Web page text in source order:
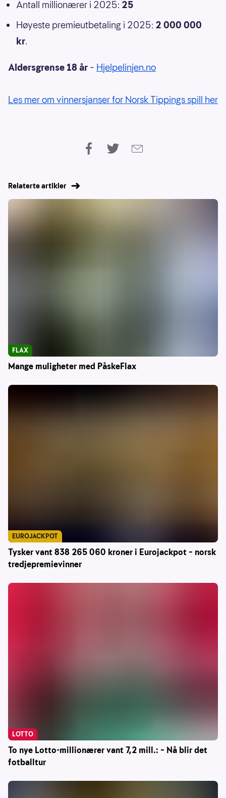
Antall millionærer i 2025: 25
Høyeste premieutbetaling i 2025: 2 000 000
kr.
Aldersgrense 18 år – Hjelpelinjen.no
Les mer om vinnersjanser for Norsk Tippings spill her
Relaterte artikler
Mange muligheter med PåskeFlax
FLAX
Tysker vant 838 265 060 kroner i Eurojackpot – norsk
tredjepremievinner
EUROJACKPOT
To nye Lotto-millionærer vant 7,2 mill.: – Nå blir det
fotballtur
LOTTO